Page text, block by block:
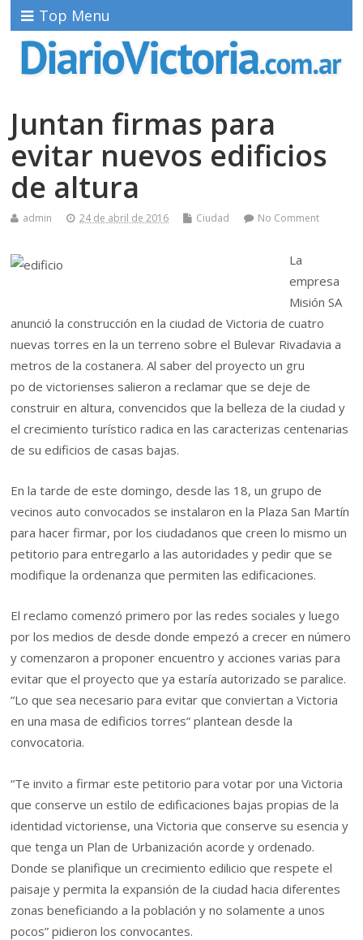
Top Menu
Juntan firmas para
evitar nuevos edificios
de altura
admin 24 de abril de 2016 Ciudad No Comment
L a
empresa
Misión SA
anunció la construcción en la ciudad de Victoria de cuatro
nuevas torres en la un terreno sobre el Bulevar Rivadavia a
metros de la costanera. Al saber del proyecto un gru
po de victorienses salieron a reclamar que se deje de
construir en altura, convencidos que la belleza de la ciudad y
el crecimiento turístico radica en las caracterizas centenarias
de su edificios de casas bajas.
En la tarde de este domingo, desde las 18, un grupo de
vecinos auto convocados se instalaron en la Plaza San Martín
para hacer firmar, por los ciudadanos que creen lo mismo un
petitorio para entregarlo a las autoridades y pedir que se
modifique la ordenanza que permiten las edificaciones.
El reclamo comenzó primero por las redes sociales y luego
por los medios de desde donde empezó a crecer en número
y comenzaron a proponer encuentro y acciones varias para
evitar que el proyecto que ya estaría autorizado se paralice.
“Lo que sea necesario para evitar que conviertan a Victoria
en una masa de edificios torres” plantean desde la
convocatoria.
“Te invito a firmar este petitorio para votar por una Victoria
que conserve un estilo de edificaciones bajas propias de la
identidad victoriense, una Victoria que conserve su esencia y
que tenga un Plan de Urbanización acorde y ordenado.
Donde se planifique un crecimiento edilicio que respete el
paisaje y permita la expansión de la ciudad hacia diferentes
zonas beneficiando a la población y no solamente a unos
pocos” pidieron los convocantes.